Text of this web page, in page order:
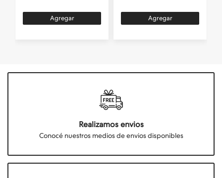
Agregar Agregar
Realizamos envios
Conocé nuestros medios de envios disponibles